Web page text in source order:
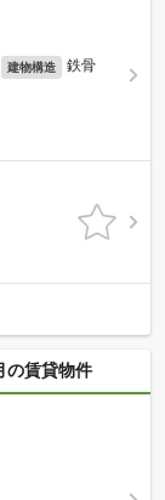
建物構造 鉄骨
の賃貸物件